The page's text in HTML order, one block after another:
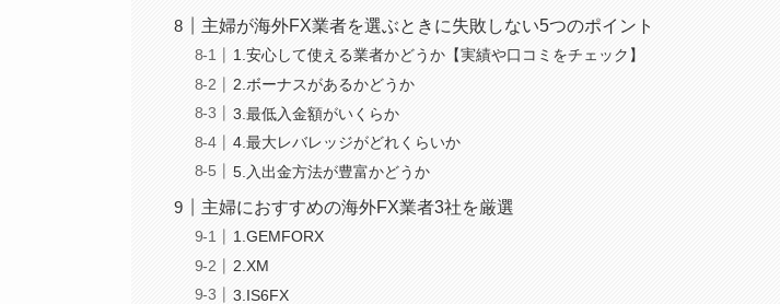
主婦が海外FX業者を選ぶときに失敗しない5つのポイント
1.安心して使える業者かどうか【実績や口コミをチェック】
2.ボーナスがあるかどうか
3.最低入金額がいくらか
4.最大レバレッジがどれくらいか
5.入出金方法が豊富かどうか
主婦におすすめの海外FX業者3社を厳選
1.GEMFORX
2.XM
3.IS6FX